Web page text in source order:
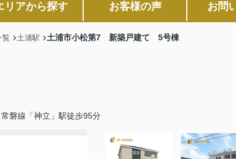
リアから探す お客様の声 お問
覧 土浦駅 土浦市小松第7 新築戸建て 5号棟
常磐線「神立」駅徒歩95分